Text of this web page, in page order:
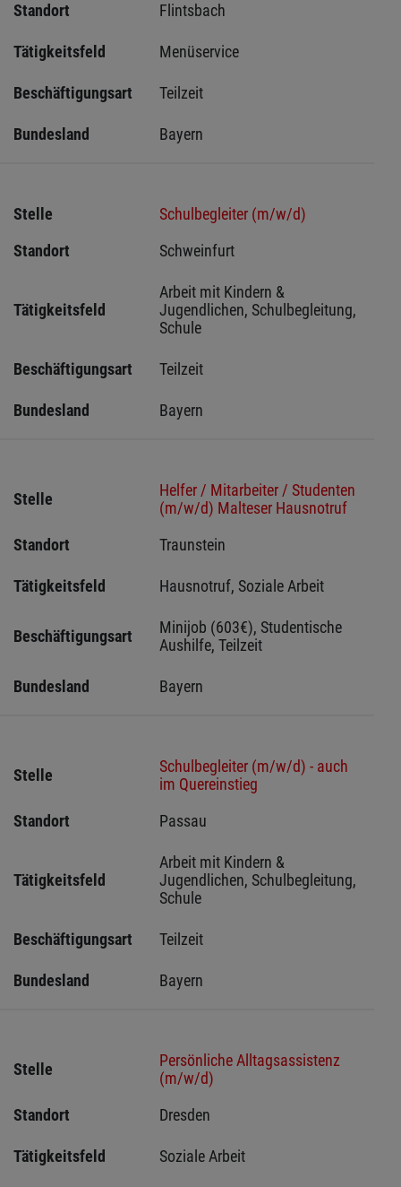
Standort
Flintsbach
Tätigkeitsfeld Menüservice
Beschäftigungsart Teilzeit
Bundesland Bayern
Stelle
Schulbegleiter (m/w/d)
Standort
Schweinfurt
Tätigkeitsfeld
Arbeit mit Kindern &
Jugendlichen, Schulbegleitung,
Schule
Beschäftigungsart Teilzeit
Bundesland Bayern
Stelle
Helfer / Mitarbeiter / Studenten
(m/w/d) Malteser Hausnotruf
Standort
Traunstein
Tätigkeitsfeld Hausnotruf, Soziale Arbeit
Beschäftigungsart
Minijob (603€), Studentische
Aushilfe, Teilzeit
Bundesland Bayern
Stelle
Schulbegleiter (m/w/d) - auch
im Quereinstieg
Standort
Passau
Tätigkeitsfeld
Arbeit mit Kindern &
Jugendlichen, Schulbegleitung,
Schule
Beschäftigungsart Teilzeit
Bundesland Bayern
Stelle
Persönliche Alltagsassistenz
(m/w/d)
Standort
Dresden
Tätigkeitsfeld Soziale Arbeit